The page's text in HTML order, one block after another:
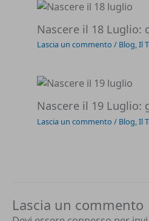
Nascere il 18 Luglio:
Lascia un commento / Blog,Il
Nascere il 19 Luglio:
Lascia un commento / Blog ,Il
Lascia un commento